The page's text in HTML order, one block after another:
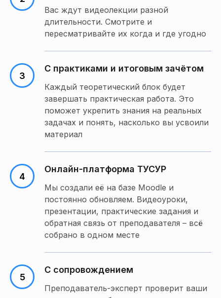
Вас ждут видеолекции разной
длительности. Смотрите и
пересматривайте их когда и где угодно
С практиками и итоговым зачётом
Каждый теоретический блок будет
завершать практическая работа. Это
поможет укрепить знания на реальных
задачах и понять, насколько вы усвоили
материал
Онлайн-платформа ТУСУР
Мы создали её на базе Moodle и
постоянно обновляем. Видеоуроки,
презентации, практические задания и
обратная связь от преподавателя – всё
собрано в одном месте
С сопровождением
Преподаватель-эксперт проверит ваши